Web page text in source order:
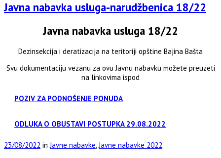
Javna nabavka usluga-narudžbenica 18/22
Javna nabavka usluga 18/22
Dezinsekcija i deratizacija na teritoriji opštine Bajina Bašta
Svu dokumentaciju vezanu za ovu Javnu nabavku možete preuzeti
na linkovima ispod
POZIV ZA PODNOŠENJE PONUDA
ODLUKA O OBUSTAVI POSTUPKA 29.08.2022
23/08/2022 inJavne nabavke,Javne nabavke 2022